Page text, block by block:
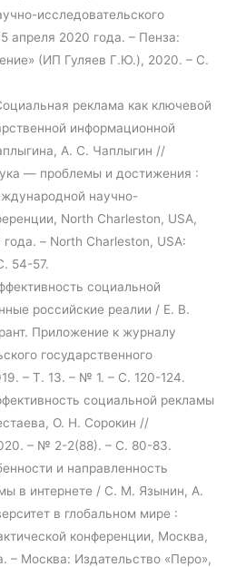
исследовательского
апреля 2020 года. – Пенза:
(ИП Гуляев Г.Ю.), 2020. – С.
реклама как ключевой
информационной
А. С. Чаплыгин //
— проблемы и достижения :
научно-
North Charleston, USA,
– North Charleston, USA:
54-57.
социальной
российские реалии / Е. В.
Приложение к журналу
государственного
– Т. 13. – № 1. – С. 120-124.
социальной рекламы
О. Н. Сорокин //
– № 2-2(88). – С. 80-83.
и направленность
в интернете / С. М. Язынин, А.
в глобальном мире :
конференции, Москва,
– Москва: Издательство «Перо»,